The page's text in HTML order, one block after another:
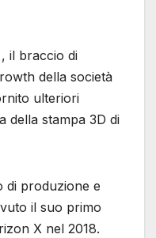
il braccio di
della società
ulteriori
della stampa 3D di
di produzione e
il suo primo
X nel 2018.